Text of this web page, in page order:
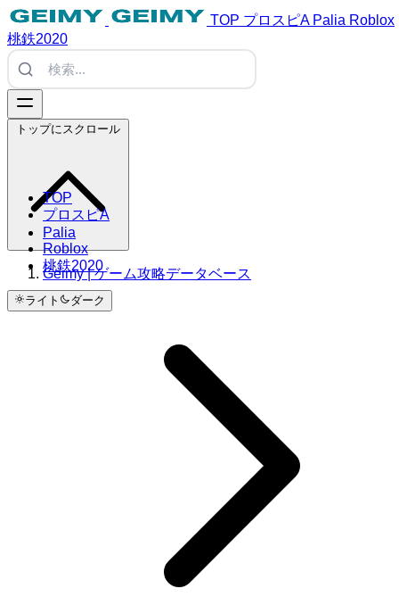
TOP プロスピA Palia Roblox
桃鉄2020
TOP
プロスピA
Palia
Roblox
桃鉄2020
ライト ダーク
トップにスクロール
Geimy | ゲーム攻略データベース